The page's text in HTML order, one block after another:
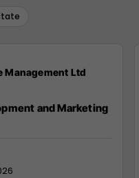
Management Ltd
and Marketing